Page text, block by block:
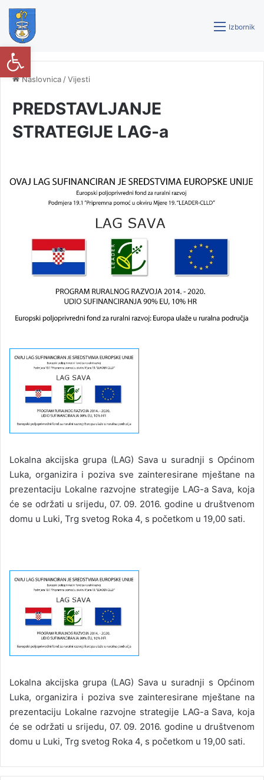
Izbornik
Naslovnica /Vijesti
PREDSTAVLJANJE
STRATEGIJE LAG-a
Lokalna akcijska grupa (LAG) Sava u suradnji s Općinom
Luka, organizira i poziva sve zainteresirane mještane na
prezentaciju Lokalne razvojne strategije LAG-a Sava, koja
će se održati u srijedu, 07. 09. 2016. godine u društvenom
domu u Luki, Trg svetog Roka 4, s početkom u 19,00 sati.
Lokalna akcijska grupa (LAG) Sava u suradnji s Općinom
Luka, organizira i poziva sve zainteresirane mještane na
prezentaciju Lokalne razvojne strategije LAG-a Sava, koja
će se održati u srijedu, 07. 09. 2016. godine u društvenom
domu u Luki, Trg svetog Roka 4, s početkom u 19,00 sati.
Open toolbar